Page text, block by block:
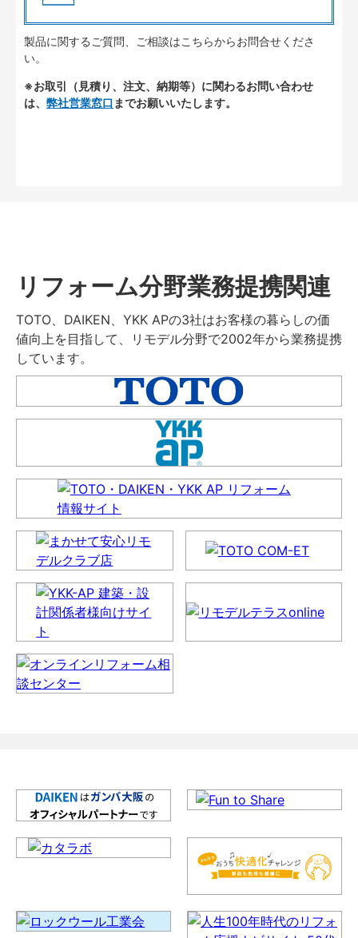
製品に関するご質問、ご相談はこちらからお問合せくださ
い。
※お取引（見積り、注文、納期等）に関わるお問い合わせ
は、 弊社営業窓口 までお願いいたします。
リフォーム分野業務提携関連
TOTO、DAIKEN、YKK APの3社はお客様の暮らしの価
値向上を目指して、リモデル分野で2002年から業務提携
しています。